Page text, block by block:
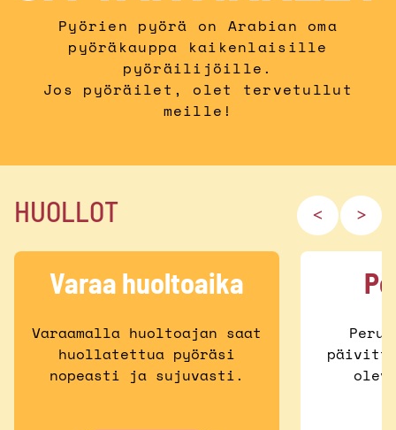
Pyörien pyörä on Arabian oma
pyöräkauppa kaikenlaisille
pyöräilijöille.
Jos pyöräilet, olet tervetullut
meille!
HUOLLOT
Varaa huoltoaika
Varaamalla huoltoajan saat
huollatettua pyöräsi
nopeasti ja sujuvasti.